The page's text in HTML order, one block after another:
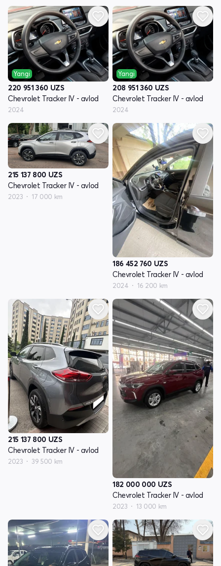
Yangi
220 951 360 UZS
Chevrolet Tracker IV - avlod
2024
Yangi
208 951 360 UZS
Chevrolet Tracker IV - avlod
2024
215 137 800 UZS
Chevrolet Tracker IV - avlod
2023 17 000 km
186 452 760 UZS
Chevrolet Tracker IV - avlod
2024 16 200 km
215 137 800 UZS
Chevrolet Tracker IV - avlod
2023 39 500 km
182 000 000 UZS
Chevrolet Tracker IV - avlod
2023 13 000 km